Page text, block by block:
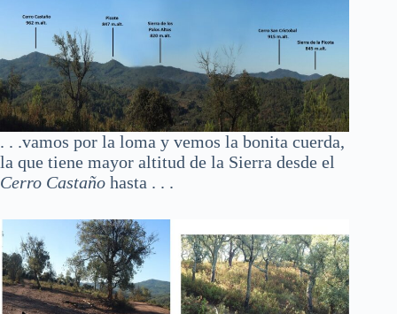
. . .vamos por la loma y vemos la bonita cuerda,
la que tiene mayor altitud de la Sierra desde el
Cerro Castaño hasta . . .